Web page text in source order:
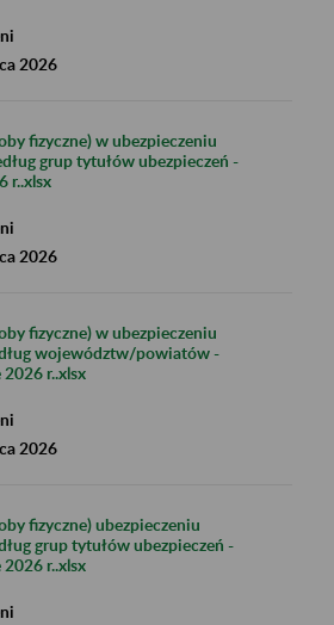
2026
fizyczne) w ubezpieczeniu
grup tytułów ubezpieczeń -
r..xlsx
2026
fizyczne) w ubezpieczeniu
województw/powiatów -
r..xlsx
2026
fizyczne) ubezpieczeniu
grup tytułów ubezpieczeń -
r..xlsx